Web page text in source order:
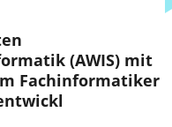
(AWIS) mit
Fachinformatiker